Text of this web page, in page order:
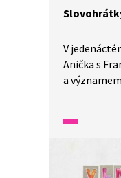
V
Anička s
a
více se